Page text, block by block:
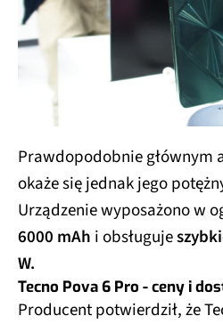
Prawdopodobnie głównym
okaże się jednak jego
Urządzenie wyposażono w
6000 mAh i obsługuje
W.
Tecno Pova 6 Pro - ceny i
Producent potwierdził, że